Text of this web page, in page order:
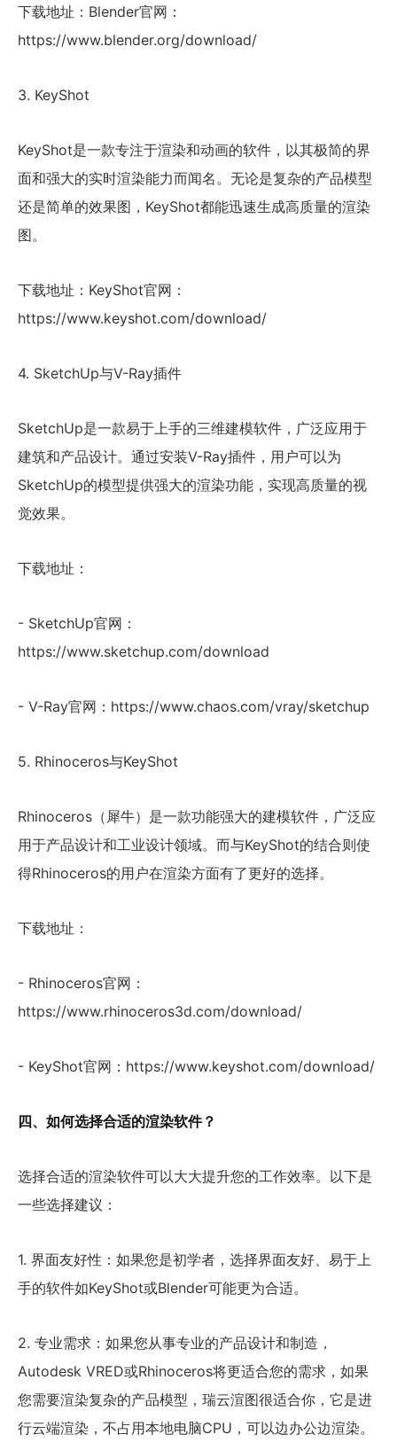
下载地址：Blender官网：
https://www.blender.org/download/
3. KeyShot
KeyShot是一款专注于渲染和动画的软件，以其极简的界
面和强大的实时渲染能力而闻名。无论是复杂的产品模型
还是简单的效果图，KeyShot都能迅速生成高质量的渲染
图。
下载地址：KeyShot官网：
https://www.keyshot.com/download/
4. SketchUp与V-Ray插件
SketchUp是一款易于上手的三维建模软件，广泛应用于
建筑和产品设计。通过安装V-Ray插件，用户可以为
SketchUp的模型提供强大的渲染功能，实现高质量的视
觉效果。
下载地址：
- SketchUp官网：
https://www.sketchup.com/download
- V-Ray官网：https://www.chaos.com/vray/sketchup
5. Rhinoceros与KeyShot
Rhinoceros（犀牛）是一款功能强大的建模软件，广泛应
用于产品设计和工业设计领域。而与KeyShot的结合则使
得Rhinoceros的用户在渲染方面有了更好的选择。
下载地址：
- Rhinoceros官网：
https://www.rhinoceros3d.com/download/
- KeyShot官网：https://www.keyshot.com/download/
四、如何选择合适的渲染软件？
选择合适的渲染软件可以大大提升您的工作效率。以下是
一些选择建议：
1. 界面友好性：如果您是初学者，选择界面友好、易于上
手的软件如KeyShot或Blender可能更为合适。
2. 专业需求：如果您从事专业的产品设计和制造，
Autodesk VRED或Rhinoceros将更适合您的需求，如果
您需要渲染复杂的产品模型，瑞云渲图很适合你，它是进
行云端渲染，不占用本地电脑CPU，可以边办公边渲染。